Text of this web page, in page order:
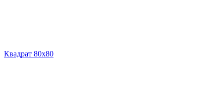
Квадрат 80х80